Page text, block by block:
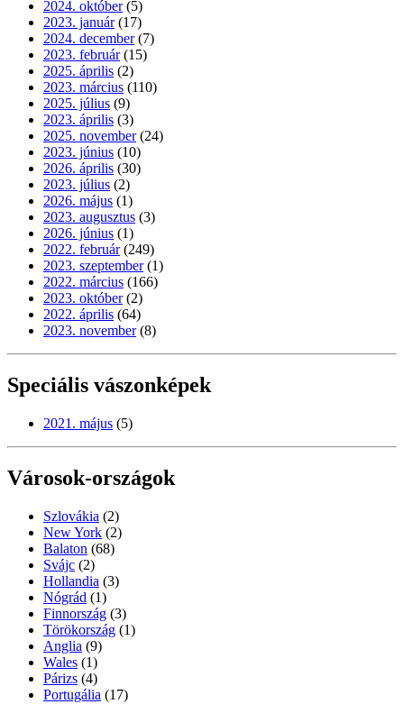
2024. október (5)
2023. január (17)
2024. december (7)
2023. február (15)
2025. április (2)
2023. március (110)
2025. július (9)
2023. április (3)
2025. november (24)
2023. június (10)
2026. április (30)
2023. július (2)
2026. május (1)
2023. augusztus (3)
2026. június (1)
2022. február (249)
2023. szeptember (1)
2022. március (166)
2023. október (2)
2022. április (64)
2023. november (8)
Speciális vászonképek
2021. május (5)
Városok-országok
Szlovákia (2)
New York (2)
Balaton (68)
Svájc (2)
Hollandia (3)
Nógrád (1)
Finnország (3)
Törökország (1)
Anglia (9)
Wales (1)
Párizs (4)
Portugália (17)